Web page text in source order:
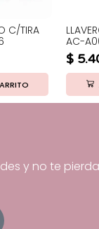
C/TIRA
AC-
$
y no te